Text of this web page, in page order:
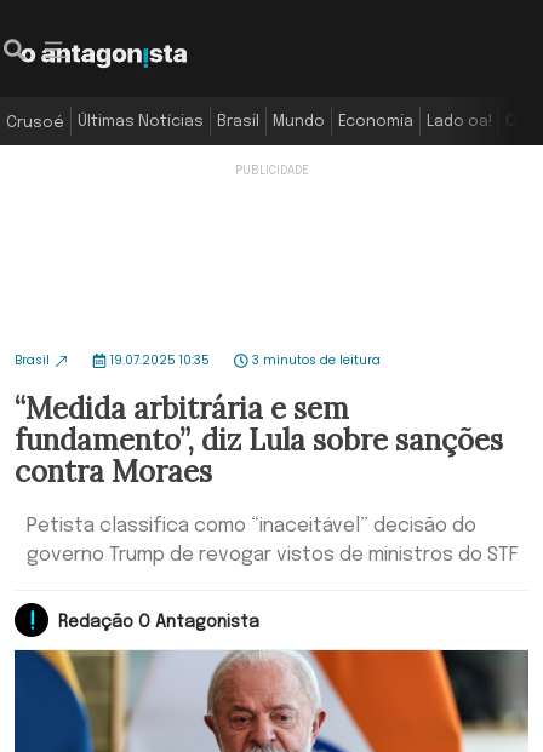
Crusoé Últimas Notícias Brasil Mundo Economia Lado oa!
Brasil 19.07.2025 10:35 3 minutos de leitura
“Medida arbitrária e sem
fundamento”, diz Lula sobre sanções
contra Moraes
Petista classifica como “inaceitável” decisão do
governo Trump de revogar vistos de ministros do STF
Redação O Antagonista